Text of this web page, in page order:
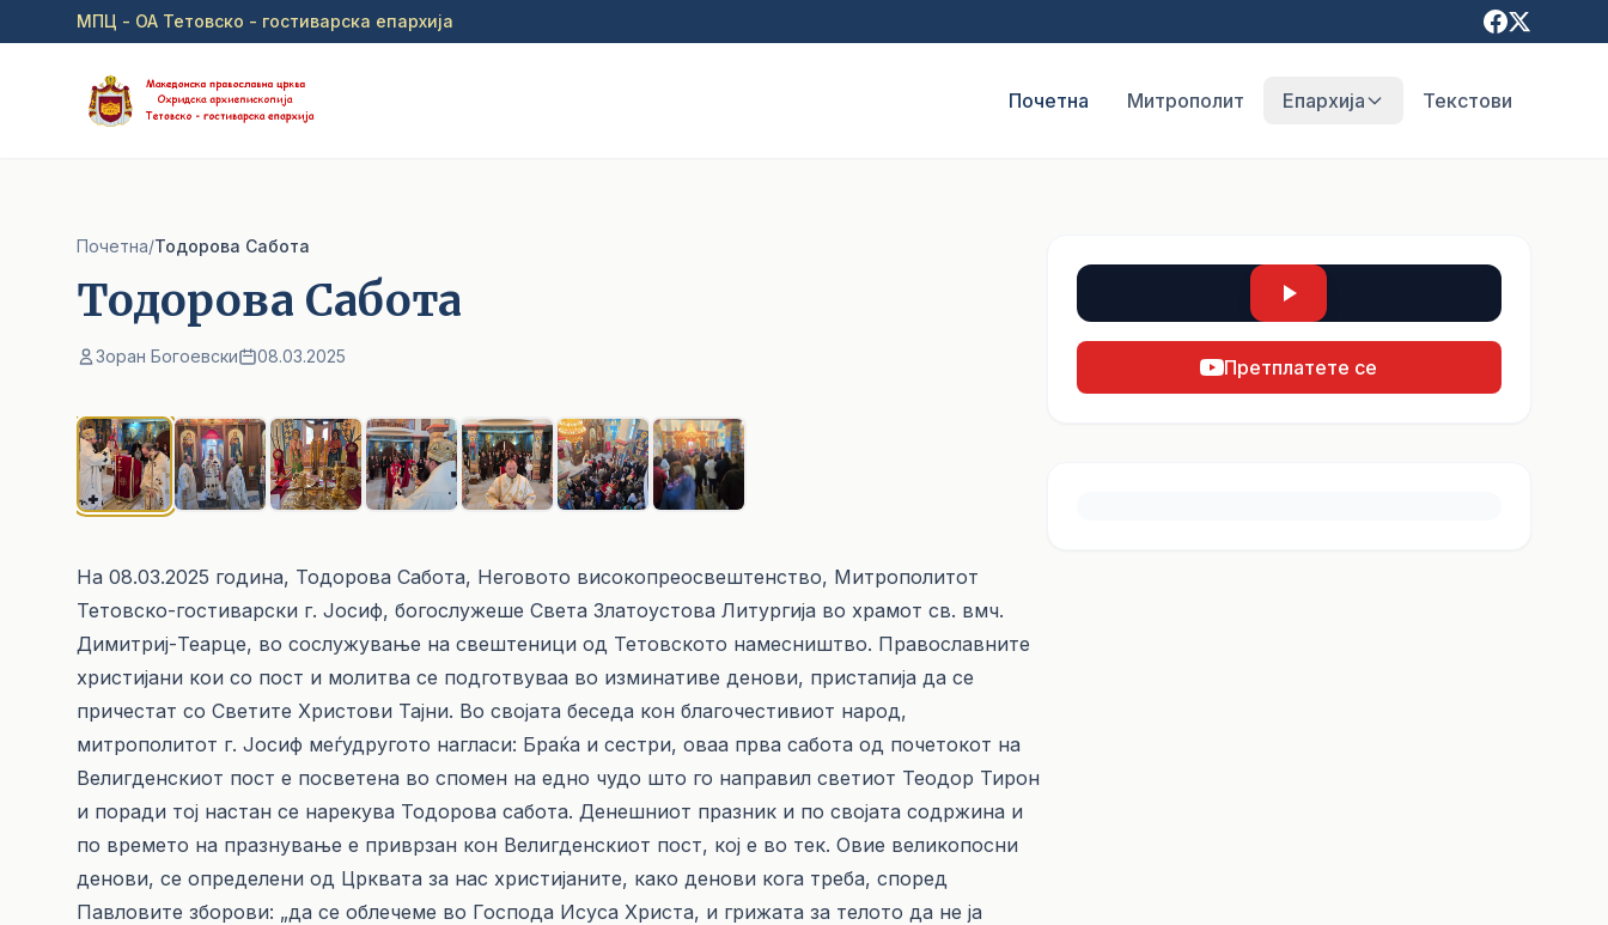
Прејди на главна содржина
МПЦ - ОА Тетовско - гостиварска епархија
Почетна Митрополит Епархија Текстови
Почетна/Тодорова Сабота
Тодорова Сабота
Зоран Богоевски 08.03.2025
На 08.03.2025 година, Тодорова Сабота, Неговото високопреосвештенство, Митрополитот
Тетовско-гостиварски г. Јосиф, богослужеше Света Златоустова Литургија во храмот св. вмч.
Димитриј-Теарце, во сослужување на свештеници од Тетовското намесништво. Православните
христијани кои со пост и молитва се подготвуваа во изминативе денови, пристапија да се
причестат со Светите Христови Тајни. Во својата беседа кон благочестивиот народ,
митрополитот г. Јосиф меѓудругото нагласи: Браќа и сестри, оваа прва сабота од почетокот на
Велигденскиот пост е посветена во спомен на едно чудо што го направил светиот Теодор Тирон
и поради тој настан се нарекува Тодорова сабота. Денешниот празник и по својата содржина и
по времето на празнување е приврзан кон Велигденскиот пост, кој е во тек. Овие великопосни
денови, се определени од Црквата за нас христијаните, како денови кога треба, според
Павловите зборови: „да се облечеме во Господа Исуса Христа, и грижата за телото да не ја
Претплатете се